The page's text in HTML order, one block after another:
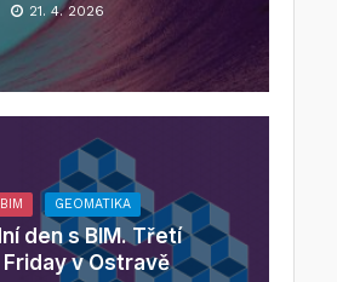
21. 4. 2026
BIM GEOMATIKA
den s BIM. Třetí
Friday v Ostravě